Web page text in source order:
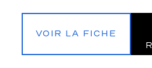
VOIR LA FICHE